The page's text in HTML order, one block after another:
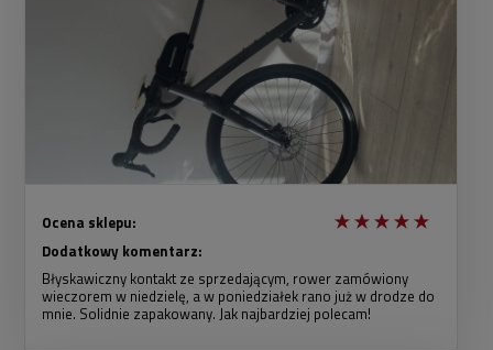
Ocena sklepu:
Dodatkowy komentarz:
Błyskawiczny kontakt ze sprzedającym, rower zamówiony
wieczorem w niedzielę, a w poniedziałek rano już w drodze do
mnie. Solidnie zapakowany. Jak najbardziej polecam!